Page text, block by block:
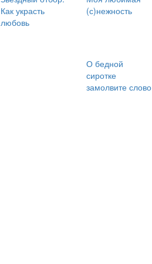
Как украсть
любовь
(с)нежность
О бедной
сиротке
замолвите слово